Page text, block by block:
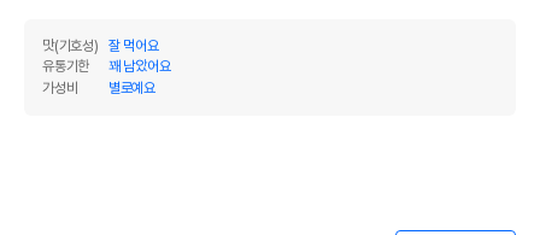
맛(기호성)
잘 먹어요
유통기한
꽤 남았어요
가성비
별로예요